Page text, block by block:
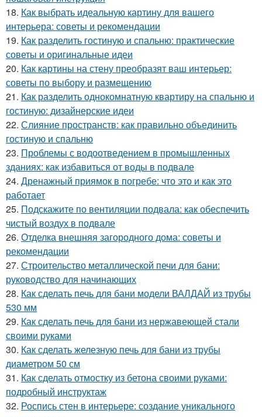
18. Как выбрать идеальную картину для вашего
интерьера: советы и рекомендации
19. Как разделить гостиную и спальню: практические
советы и оригинальные идеи
20. Как картины на стену преобразят ваш интерьер:
советы по выбору и размещению
21. Как разделить однокомнатную квартиру на спальню и
гостиную: дизайнерские идеи
22. Слияние пространств: как правильно объединить
гостиную и спальню
23. Проблемы с водоотведением в промышленных
зданиях: как избавиться от воды в подвале
24. Дренажный приямок в погребе: что это и как это
работает
25. Подскажите по вентиляции подвала: как обеспечить
чистый воздух в подвале
26. Отделка внешняя загородного дома: советы и
рекомендации
27. Строительство металлической печи для бани:
руководство для начинающих
28. Как сделать печь для бани модели ВАЛДАЙ из трубы
530 мм
29. Как сделать печь для бани из нержавеющей стали
своими руками
30. Как сделать железную печь для бани из трубы
диаметром 50 см
31. Как сделать отмостку из бетона своими руками:
подробный инструктаж
32. Роспись стен в интерьере: создание уникального